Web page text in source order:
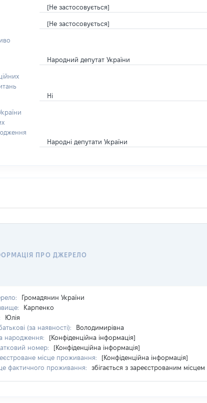
[Не застосовується]
[Не застосовується]
Народний депутат України
Ні
Народні депутати України
ПРО ДЖЕРЕЛО
Громадянин України
Карпенко
Юлія
(за наявності):
Володимирівна
народження:
[Конфіденційна інформація]
номер:
[Конфіденційна інформація]
місце проживання:
[Конфіденційна інформація]
фактичного проживання:
збігається з зареєстрованим